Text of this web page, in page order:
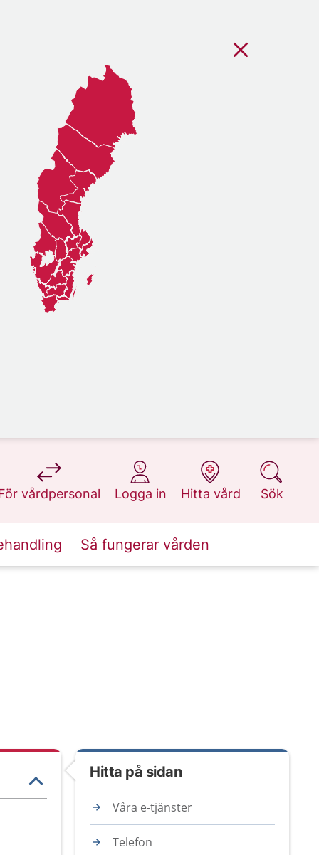
vårdpersonal
på 1177.se
Logga in
på 1177.se
Hitta vård
på 1177.se
Sök
på 1177.se
Så fungerar vården
Hitta på sidan
Våra e-tjänster
Telefon